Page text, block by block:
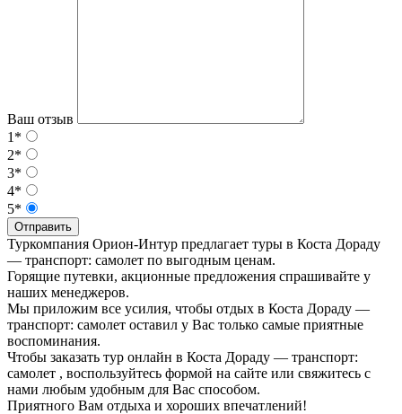
Ваш отзыв
1*
2*
3*
4*
5*
Отправить
Туркомпания Орион-Интур предлагает туры в Коста Дораду
— транспорт: самолет по выгодным ценам.
Горящие путевки, акционные предложения спрашивайте у
наших менеджеров.
Мы приложим все усилия, чтобы отдых в Коста Дораду —
транспорт: самолет оставил у Вас только самые приятные
воспоминания.
Чтобы заказать тур онлайн в Коста Дораду — транспорт:
самолет , воспользуйтесь формой на сайте или свяжитесь с
нами любым удобным для Вас способом.
Приятного Вам отдыха и хороших впечатлений!